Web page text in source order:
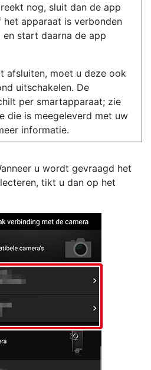
nog, sluit dan de app
apparaat is verbonden
start daarna de app
afsluiten, moet u deze ook
uitschakelen. De
per smartapparaat; zie
die is meegeleverd met uw
informatie.
u wordt gevraagd het
tikt u dan op het